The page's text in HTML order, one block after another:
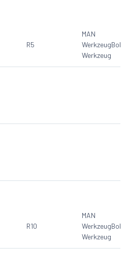
R5
MAN
Werkzeug
Werkzeug
R10
MAN
Werkzeug
Werkzeug